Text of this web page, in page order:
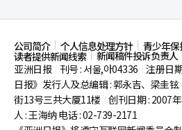
公司简介 个人信息处理方针 青少年保
读者提供新闻线索
新闻稿件投诉负责人
亚洲日报
刊号 : 서울,아04336 注册日
日报》发行人及总编辑 : 郭永吉、梁圭铉
街13号三共大厦11楼 创刊日期 : 2007
人 : 王海纳 电话 : 02-739-2171